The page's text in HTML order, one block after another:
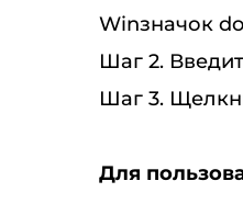
Winзначок
Шаг 2.
Шаг 3.
Для